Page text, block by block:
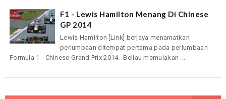
F1 - Lewis Hamilton Menang Di Chinese
GP 2014
Lewis Hamilton [Link] berjaya menamatkan
perlumbaan ditempat pertama pada perlumbaan
Formula 1 - Chinese Grand Prix 2014. Beliau memulakan ...